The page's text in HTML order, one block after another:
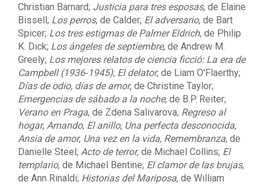
Christian Barnard; Justicia para tres esposas, de Elaine
Bissell; Los perros, de Calder; El adversario, de Bart
Spicer; Los tres estigmas de Palmer Eldrich, de Philip
K. Dick; Los ángeles de septiembre, de Andrew M.
Greely; Los mejores relatos de ciencia ficció: La era de
Campbell (1936‑1945); El delator, de Liam O'Flaerthy;
Días de odio, días de amor, de Christine Taylor;
Emergencias de sábado a la noche, de B.P. Reiter;
Verano en Praga, de Zdena Salivarova; Regreso al
hogar, Amando, El anillo, Una perfecta desconocida,
Ansia de amor, Una vez en la vida, Remembranza, de
Danielle Steel; Acto de terror, de Michael Collins; El
templario, de Michael Bentine; El clamor de las brujas,
de Ann Rinaldi; Historias del Mariposa, de William